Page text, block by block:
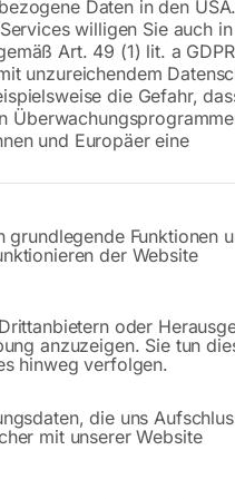
zzgl.Versandkosten
ca. 2 - 3 Tage
Sie: Die Versandkosten
In den
Sie haben
Gerne
Daten in den
willigen Sie auch
Art. 49 (1) lit. a
unzureichendem
die Gefahr,
und Europäer eine
eine Einwilligung erteilt
grundlegende Funktionen
der Website
oder
anzuzeigen. Sie tun
hinweg verfolgen.
die uns
mit unserer Website